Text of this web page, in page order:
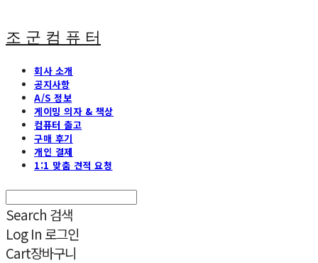
조 군 컴 퓨 터
회사 소개
공지사항
A/S 정보
게이밍 의자 & 책상
컴퓨터 출고
구매 후기
개인 결제
1:1 맞춤 견적 요청
Search 검색
Log In 로그인
Cart장바구니